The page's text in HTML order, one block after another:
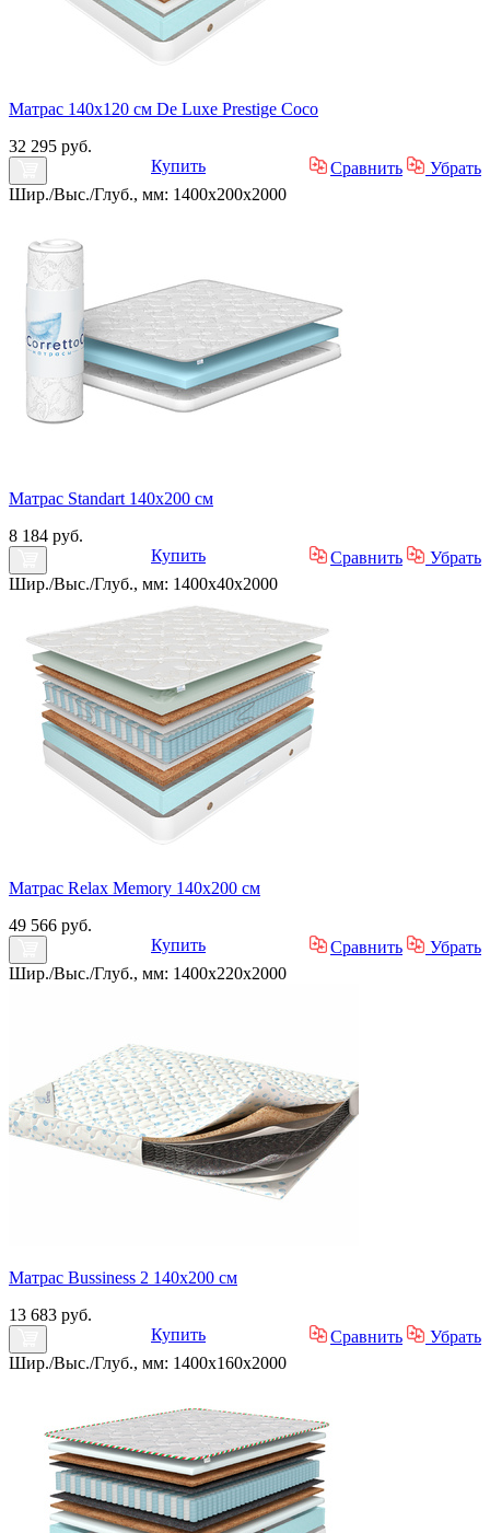
Матрас 140х120 см De Luxe Prestige Coco
32 295 руб.
Купить
Сравнить
Убрать
Шир./Выс./Глуб., мм: 1400x200x2000
Матрас Standart 140х200 см
8 184 руб.
Купить
Сравнить
Убрать
Шир./Выс./Глуб., мм: 1400x40x2000
Матрас Relax Memory 140х200 см
49 566 руб.
Купить
Сравнить
Убрать
Шир./Выс./Глуб., мм: 1400x220x2000
Матрас Bussiness 2 140х200 см
13 683 руб.
Купить
Сравнить
Убрать
Шир./Выс./Глуб., мм: 1400x160x2000